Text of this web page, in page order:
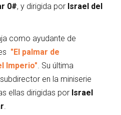
0#, y dirigida por Israel del
como ayudante de
"El palmar de
Imperio". Su última
en la miniserie
ellas dirigidas por Israel
.